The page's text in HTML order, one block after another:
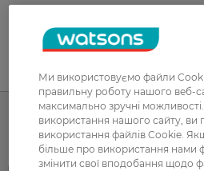
UA
Каталог
Ми використовуємо файли
правильну роботу нашого веб-
максимально зручні
використання нашого сайту, ви
використання файлів Cookie.
більше про використання нами
змінити свої вподобання щодо